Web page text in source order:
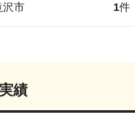
沢市 1件
績